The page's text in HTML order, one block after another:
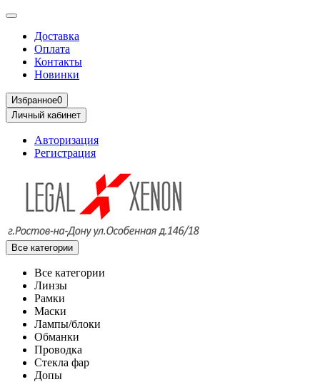
Доставка
Оплата
Контакты
Новинки
Избранное0
Личный кабинет
Авторизация
Регистрация
Все категории
Все категории
Линзы
Рамки
Маски
Лампы/блоки
Обманки
Проводка
Стекла фар
Допы